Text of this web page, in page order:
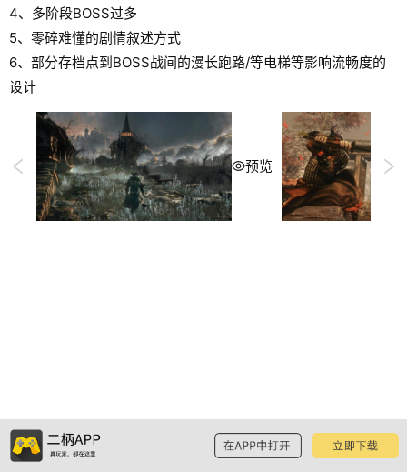
4、多阶段BOSS过多
5、零碎难懂的剧情叙述方式
6、部分存档点到BOSS战间的漫长跑路/等电梯等影响流畅度的
设计
预览